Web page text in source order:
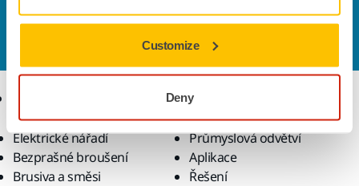
Customize
Deny
Chcete se dozvědět více?Kontaktujtenáš odborný
tým podpory, který zodpoví vaše dotazy.
Elektrické nářadí
Bezprašné broušení
Brusiva a směsi
Know-how
Průmyslová odvětví
Aplikace
Řešení